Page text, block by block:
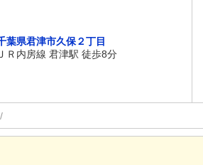
葉県君津市久保２丁目
ＪＲ内房線 君津駅 徒歩8分